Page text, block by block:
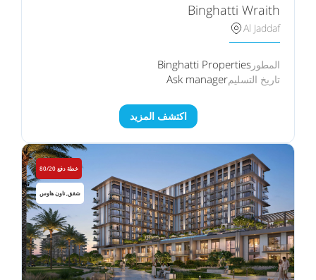
Binghatti Wraith
Al Jaddaf
المطور Binghatti Properties
تاريخ التسليمAsk manager
اكتشف المزيد
خطة دفع 80/20
شقق, تاون هاوس